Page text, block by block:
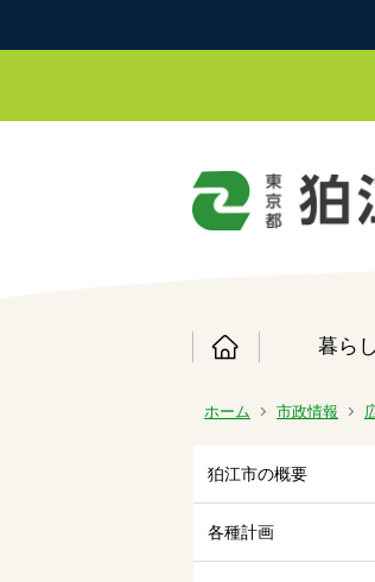
暮ら
ホーム 市政情報
狛江市の概要
各種計画